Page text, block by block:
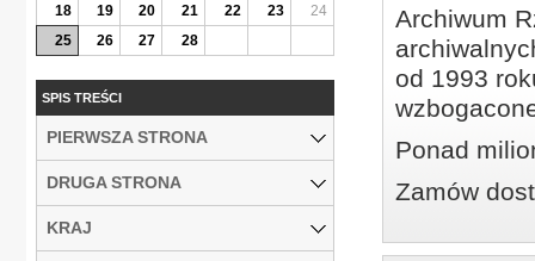
Archiwum
od 1993
Ponad
Zamów
18
19 20 21 22 23
24
25
26 27 28
SPIS TREŚCI
PIERWSZA STRONA
DRUGA STRONA
KRAJ